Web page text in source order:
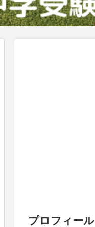
プロフィール